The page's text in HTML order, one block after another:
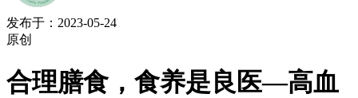
发布于：2023-05-24
原创
合理膳食，食养是良医—高血